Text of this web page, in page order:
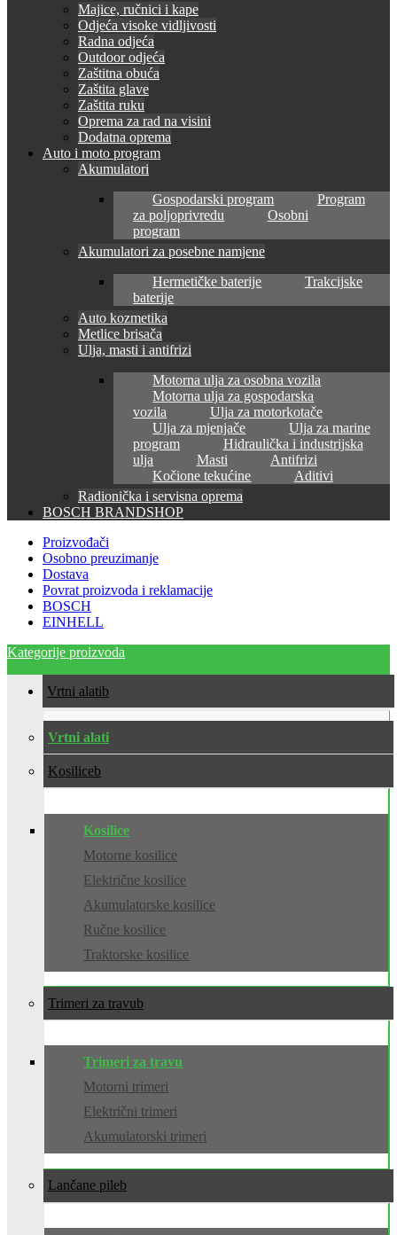
Majice, ručnici i kape
Odjeća visoke vidljivosti
Radna odjeća
Outdoor odjeća
Zaštitna obuća
Zaštita glave
Zaštita ruku
Oprema za rad na visini
Dodatna oprema
Auto i moto program
Akumulatori
Gospodarski program
Program
za poljoprivredu
Osobni
program
Akumulatori za posebne namjene
Hermetičke baterije
Trakcijske
baterije
Auto kozmetika
Metlice brisača
Ulja, masti i antifrizi
Motorna ulja za osobna vozila
Motorna ulja za gospodarska
vozila
Ulja za motorkotače
Ulja za mjenjače
Ulja za marine
program
Hidraulička i industrijska
ulja
Masti
Antifrizi
Kočione tekućine
Aditivi
Radionička i servisna oprema
BOSCH BRANDSHOP
Proizvođači
Osobno preuzimanje
Dostava
Povrat proizvoda i reklamacije
BOSCH
EINHELL
Kategorije proizvoda
Vrtni alati
Vrtni alati
Kosilice
Kosilice
Motorne kosilice
Električne kosilice
Akumulatorske kosilice
Ručne kosilice
Traktorske kosilice
Trimeri za travu
Trimeri za travu
Motorni trimeri
Električni trimeri
Akumulatorski trimeri
Lančane pile